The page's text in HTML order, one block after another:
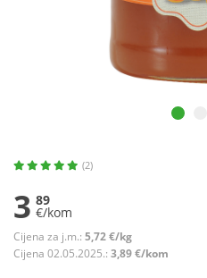
(2)
3 89
€/kom
Cijena za j.m.: 5,72 €/kg
Cijena 02.05.2025.: 3,89 €/kom